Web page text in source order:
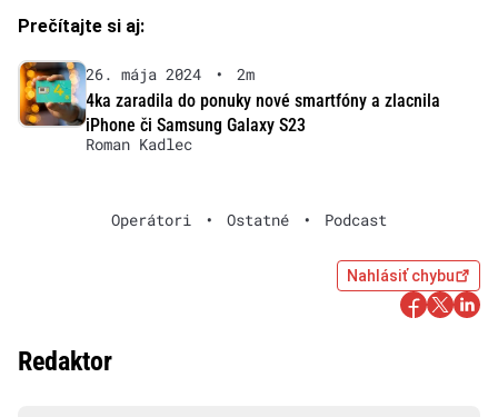
Prečítajte si aj:
26. mája 2024 •
2m
4ka zaradila do ponuky nové smartfóny a zlacnila
iPhone či Samsung Galaxy S23
Roman Kadlec
Operátori • Ostatné • Podcast
Nahlásiť chybu
Redaktor